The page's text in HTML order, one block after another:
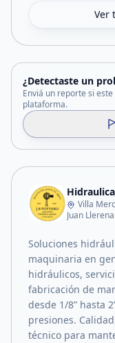
Ver
¿Detectaste un
Enviá un reporte si
plataforma.
Villa
Juan
Soluciones
maquinaria en
hidráulicos,
fabricación de
desde 1/8” hasta
presiones.
técnico para